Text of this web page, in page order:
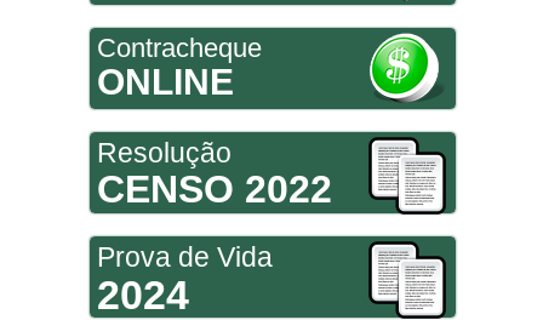
Contracheque
ONLINE
Resolução
CENSO 2022
Prova de Vida
2024